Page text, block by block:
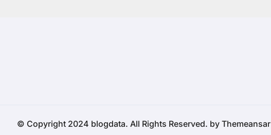
© Copyright 2024 blogdata. All Rights Reserved. by Themeansar